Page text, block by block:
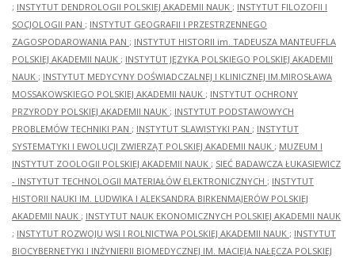
; INSTYTUT DENDROLOGII POLSKIEJ AKADEMII NAUK ; INSTYTUT FILOZOFII I
SOCJOLOGII PAN ; INSTYTUT GEOGRAFII I PRZESTRZENNEGO
ZAGOSPODAROWANIA PAN ; INSTYTUT HISTORII im. TADEUSZA MANTEUFFLA
POLSKIEJ AKADEMII NAUK ; INSTYTUT JĘZYKA POLSKIEGO POLSKIEJ AKADEMII
NAUK ; INSTYTUT MEDYCYNY DOŚWIADCZALNEJ I KLINICZNEJ IM.MIROSŁAWA
MOSSAKOWSKIEGO POLSKIEJ AKADEMII NAUK ; INSTYTUT OCHRONY
PRZYRODY POLSKIEJ AKADEMII NAUK ; INSTYTUT PODSTAWOWYCH
PROBLEMÓW TECHNIKI PAN ; INSTYTUT SLAWISTYKI PAN ; INSTYTUT
SYSTEMATYKI I EWOLUCJI ZWIERZĄT POLSKIEJ AKADEMII NAUK ; MUZEUM I
INSTYTUT ZOOLOGII POLSKIEJ AKADEMII NAUK ; SIEĆ BADAWCZA ŁUKASIEWICZ
- INSTYTUT TECHNOLOGII MATERIAŁÓW ELEKTRONICZNYCH ; INSTYTUT
HISTORII NAUKI IM. LUDWIKA I ALEKSANDRA BIRKENMAJERÓW POLSKIEJ
AKADEMII NAUK ; INSTYTUT NAUK EKONOMICZNYCH POLSKIEJ AKADEMII NAUK
; INSTYTUT ROZWOJU WSI I ROLNICTWA POLSKIEJ AKADEMII NAUK ; INSTYTUT
BIOCYBERNETYKI I INŻYNIERII BIOMEDYCZNEJ IM. MACIEJA NAŁĘCZA POLSKIEJ